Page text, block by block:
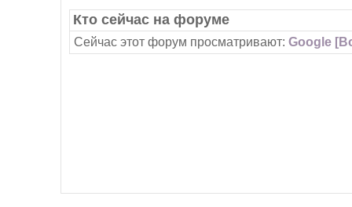
Кто сейчас на форуме
Сейчас этот форум просматривают: Google